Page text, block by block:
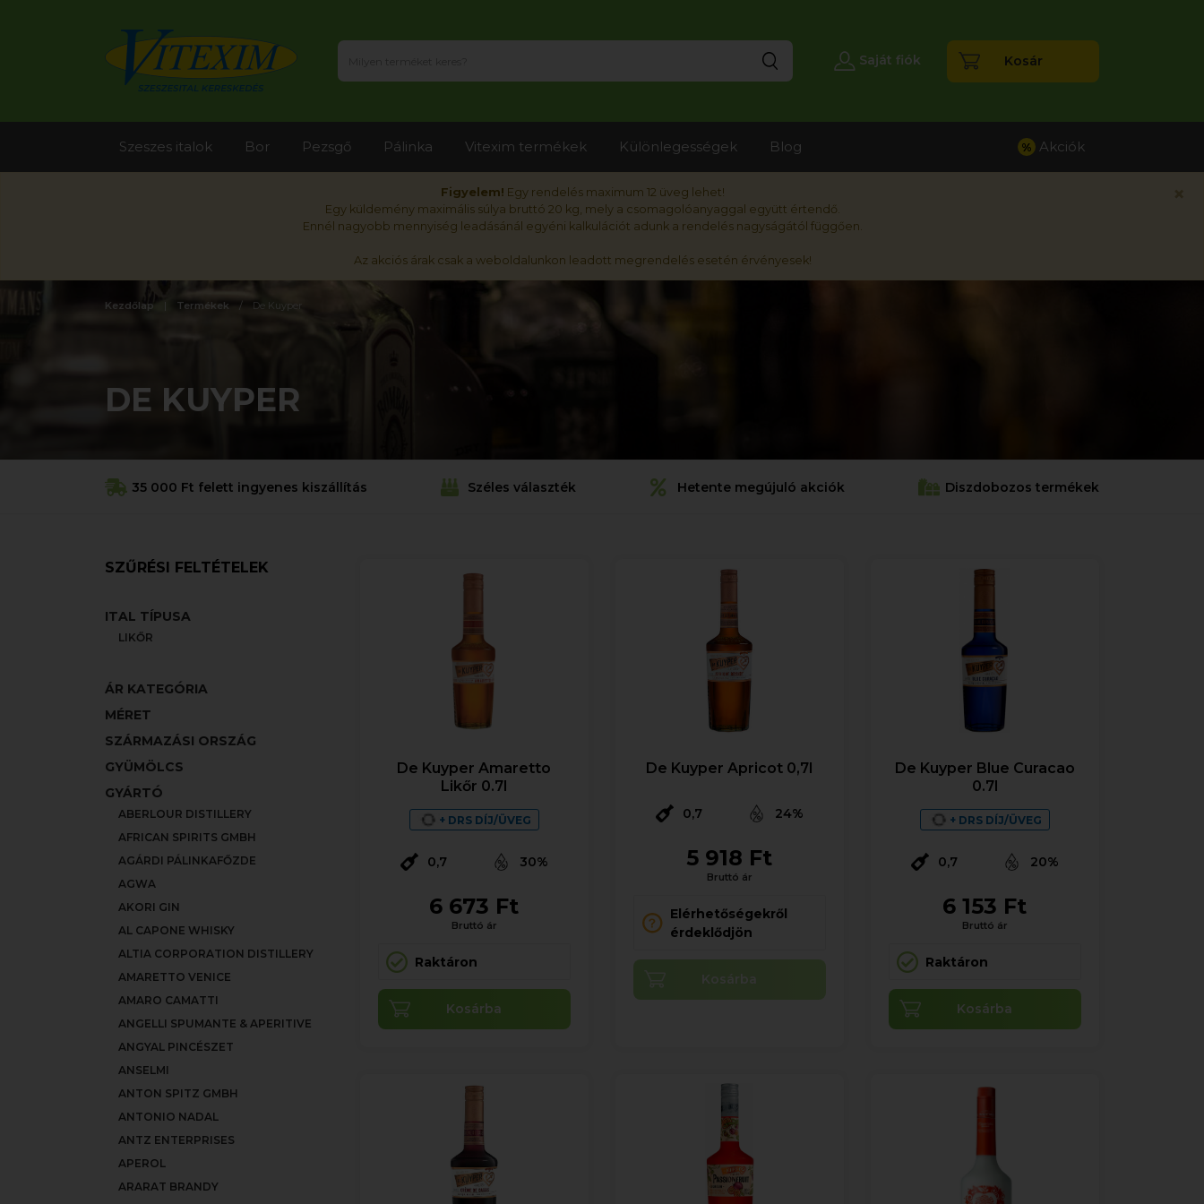
Figyelem! Egy rendelés maximum 12 üveg lehet!
Egy küldemény maximális súlya bruttó 20 kg, mely a csomagolóanyaggal együtt értendő.
Ennél nagyobb mennyiség leadásánál egyéni kalkulációt adunk a rendelés nagyságától függően.
Az akciós árak csak a weboldalunkon leadott megrendelés esetén érvényesek!
Saját fiók Kosár
Szeszes italok Bor Pezsgő Pálinka Vitexim termékek Különlegességek Blog % Akciók
Kezdőlap Termékek De Kuyper
DE KUYPER
35 000 Ft felett ingyenes kiszállítás Széles választék Hetente megújuló akciók Diszdobozos termékek
SZŰRÉSI FELTÉTELEK
ITAL TÍPUSA
LIKŐR
ÁR KATEGÓRIA
MÉRET
SZÁRMAZÁSI ORSZÁG
GYÜMÖLCS
GYÁRTÓ
ABERLOUR DISTILLERY
AFRICAN SPIRITS GMBH
AGÁRDI PÁLINKAFŐZDE
AGWA
AKORI GIN
AL CAPONE WHISKY
ALTIA CORPORATION DISTILLERY
AMARETTO VENICE
AMARO CAMATTI
ANGELLI SPUMANTE & APERITIVE
ANGYAL PINCÉSZET
ANSELMI
ANTON SPITZ GMBH
ANTONIO NADAL
ANTZ ENTERPRISES
APEROL
ARARAT BRANDY
De Kuyper Amaretto
Likőr 0.7l
+ DRS DÍJ/ÜVEG
0,7 30%
6 673 Ft
Bruttó ár
Raktáron
Kosárba
De Kuyper Apricot 0,7l
0,7 24%
5 918 Ft
Bruttó ár
Elérhetőségekről
érdeklődjön
Kosárba
De Kuyper Blue Curacao
0.7l
+ DRS DÍJ/ÜVEG
0,7 20%
6 153 Ft
Bruttó ár
Raktáron
Kosárba